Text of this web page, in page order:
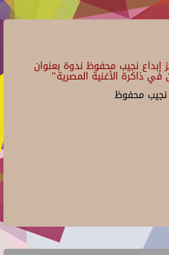
إبداع نجيب محفوظ ندوة بعنوان
في ذاكرة الأغنية المصرية"
محفوظ